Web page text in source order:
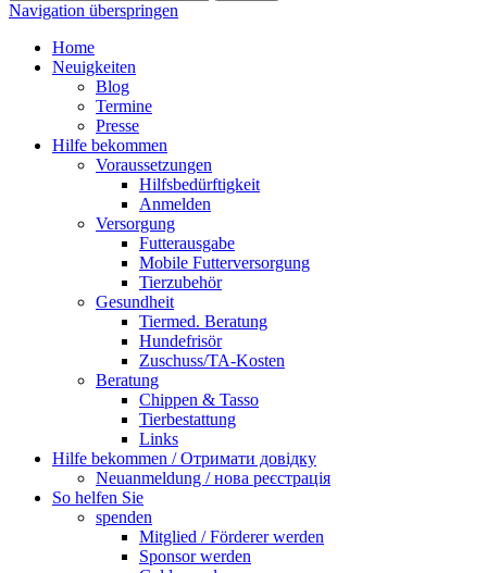
Navigation überspringen
Home
Neuigkeiten
Blog
Termine
Presse
Hilfe bekommen
Voraussetzungen
Hilfsbedürftigkeit
Anmelden
Versorgung
Futterausgabe
Mobile Futterversorgung
Tierzubehör
Gesundheit
Tiermed. Beratung
Hundefrisör
Zuschuss/TA-Kosten
Beratung
Chippen & Tasso
Tierbestattung
Links
Hilfe bekommen / Отримати довідку
Neuanmeldung / нова реєстрація
So helfen Sie
spenden
Mitglied / Förderer werden
Sponsor werden